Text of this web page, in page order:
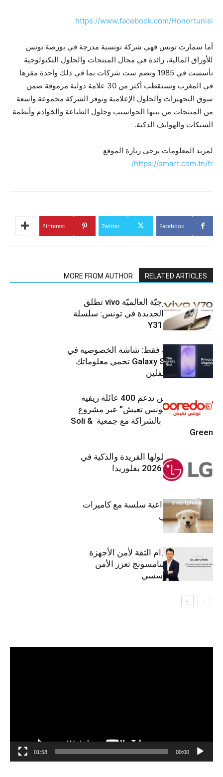
https://www.facebook.com/Honortunisi
أما سمارت تونس فهي شركة تونسية مدرجة في بورصة تونس
للأوراق المالية، رائدة في مجال المنتجات والحلول التكنولوجية
تأسست في 1985 وتضم ست شركات بما في ذلك واحدة مقرها
في المغرب وتستقطب أكثر من 30 علامة دولية مرموقة ضمن
سوق التجهيزات والحلول الإعلامية وتوفر الشركة مجموعة واسعة
من المنتجات من بينها الحواسيب وحلول الطباعة والخوادم وأنظمة
الشبكات والهواتف الذكية.
لمزيد المعلومات يرجى زيارة الموقع
https://smart.com.tn/fr/
Facebook
Twitter
Pinterest
RELATED ARTICLES
MORE FROM AUTHOR
العلامة التّكنولوجيّة العالميّة vivo تطلق
هواتفها الذكيّة الجديدة في تونس: سلسلة
V70 وسلسلة Y31
شاشتك، لعينيك فقط: شاشة الخصوصية في
جهاز Galaxy S26 Ultra تحمي معلوماتك
من أعين المتطفلين
Ooredoo تونس تدعم 400 عائلة ريفية
ضمن برنامج “تونس تعيش” عبر مشروع
تنموي مستدام بالشراكة مع جمعية Soli &
Green
إل جي تقدم حلولها الفريدة والذكية في
معرض (KBIS) 2026 بفلوريدا
قريباً: تجربة إبداعية سلسة مع كاميرات
أجهزة جالاكسي
استراتيجية انعدام الثقة لأمن الأجهزة
المحمولة من سامسونج تعزز الأمن
السيبراني المؤسسي
00:00
01:58